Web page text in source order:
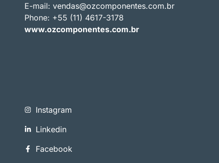
E-mail: vendas@ozcomponentes.com.br
Phone: +55 (11) 4617-3178
www.ozcomponentes.com.br
Instagram
Linkedin
Facebook